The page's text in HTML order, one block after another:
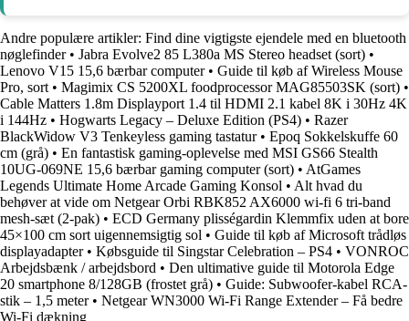
Andre populære artikler: Find dine vigtigste ejendele med en bluetooth
nøglefinder• Jabra Evolve2 85 L380a MS Stereo headset (sort) •
Lenovo V15 15,6 bærbar computer• Guide til køb af Wireless Mouse
Pro, sort • Magimix CS 5200XL foodprocessor MAG85503SK (sort) •
Cable Matters 1.8m Displayport 1.4 til HDMI 2.1 kabel 8K i 30Hz 4K
i 144Hz • Hogwarts Legacy – Deluxe Edition (PS4) • Razer
BlackWidow V3 Tenkeyless gaming tastatur• Epoq Sokkelskuffe 60
cm (grå) • En fantastisk gaming-oplevelse med MSI GS66 Stealth
10UG-069NE 15,6 bærbar gaming computer (sort) • AtGames
Legends Ultimate Home Arcade Gaming Konsol • Alt hvad du
behøver at vide om Netgear Orbi RBK852 AX6000 wi-fi 6 tri-band
mesh-sæt (2-pak) • ECD Germany plisségardin Klemmfix uden at bore
45×100 cm sort uigennemsigtig sol • Guide til køb af Microsoft trådløs
displayadapter• Købsguide til Singstar Celebration – PS4 • VONROC
Arbejdsbænk / arbejdsbord • Den ultimative guide til Motorola Edge
20 smartphone 8/128GB (frostet grå) • Guide: Subwoofer-kabel RCA-
stik – 1,5 meter • Netgear WN3000 Wi-Fi Range Extender – Få bedre
Wi-Fi dækning